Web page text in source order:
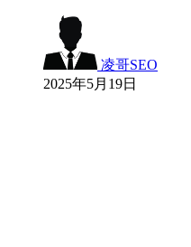
凌哥SEO
2025年5月19日